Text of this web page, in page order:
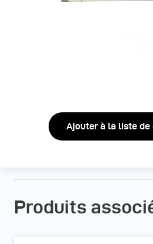
Ajouter à la liste de
Produits